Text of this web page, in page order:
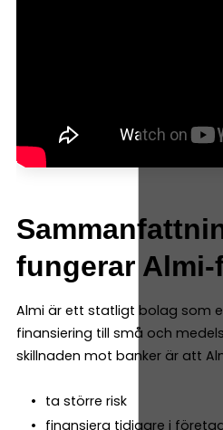
fungerar
Almi är ett statligt bolag som
finansiering till små och
skillnaden mot banker är att
ta större risk
finansiera tidigare i